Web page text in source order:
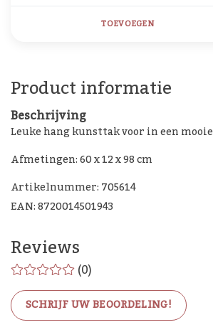
TOEVOEGEN
Product informatie
Beschrijving
Leuke hang kunsttak voor in een mooie
Afmetingen: 60 x 12 x 98 cm
Artikelnummer: 705614
EAN: 8720014501943
Reviews
(0)
SCHRIJF UW BEOORDELING!